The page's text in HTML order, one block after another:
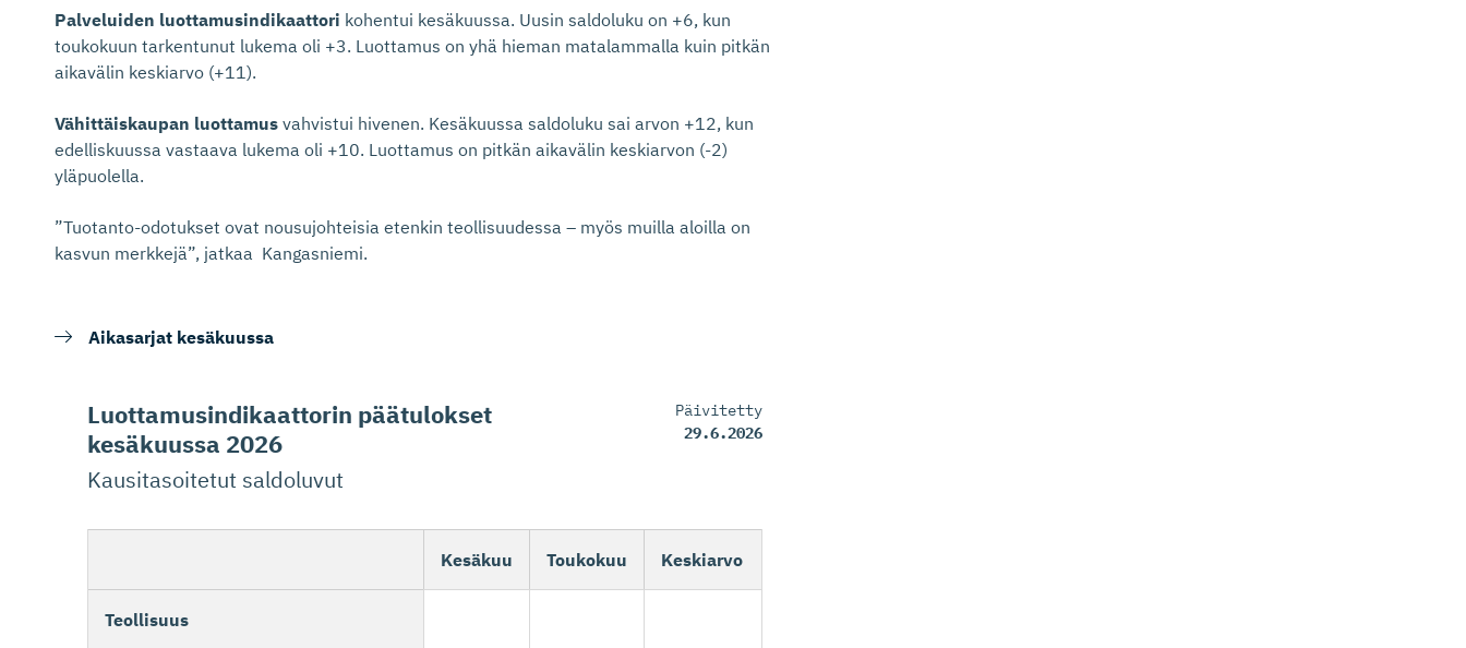
Palveluiden luottamusindikaattori kohentui kesäkuussa. Uusin saldoluku on +6, kun
toukokuun tarkentunut lukema oli +3. Luottamus on yhä hieman matalammalla kuin pitkän
aikavälin keskiarvo (+11).​
Vähittäiskaupan luottamus vahvistui hivenen. Kesäkuussa saldoluku sai arvon +12, kun
edelliskuussa vastaava lukema oli +10. Luottamus on pitkän aikavälin keskiarvon (-2)
yläpuolella.
”Tuotanto-odotukset ovat nousujohteisia etenkin teollisuudessa – myös muilla aloilla on
kasvun merkkejä”, jatkaa Kangasniemi.
Aikasarjat kesäkuussa
Luottamusin­di­kaattorin päätulokset
kesäkuussa 2026
Päivitetty
29.6.2026
Kausitasoitetut saldoluvut
Kesäkuu Toukokuu Keskiarvo
Teollisuus